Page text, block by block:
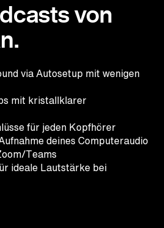
von
via Autosetup mit wenigen
mit kristallklarer
für jeden Kopfhörer
deines Computeraudio
Teams
ideale Lautstärke bei